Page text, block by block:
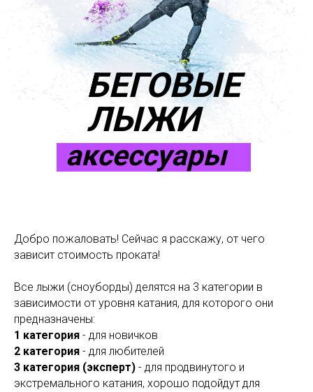
БЕГОВЫЕ
ЛЫЖИ
аксессуары
Добро пожаловать! Сейчас я расскажу, от чего
зависит стоимость проката!
Все лыжи (сноуборды) делятся на 3 категории в
зависимости от уровня катания, для которого они
предназначены:
1 категория - для новичков
2 категория - для любителей
3 категория (эксперт) - для продвинутого и
экстремального катания, хорошо подойдут для